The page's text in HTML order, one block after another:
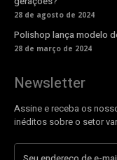
28 de agosto de 2024
Polishop lança modelo
28 de março de 2024
Newsletter
Assine e receba os
inéditos sobre o setor